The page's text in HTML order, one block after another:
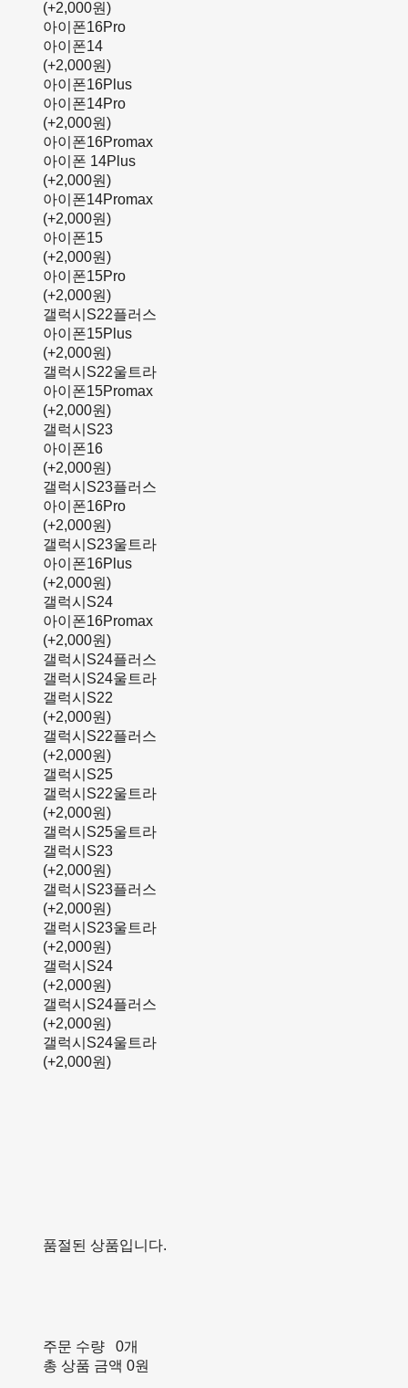
(+2,000원)
아이폰16Pro
아이폰14
(+2,000원)
아이폰16Plus
아이폰14Pro
(+2,000원)
아이폰16Promax
아이폰 14Plus
(+2,000원)
아이폰14Promax
(+2,000원)
아이폰15
(+2,000원)
아이폰15Pro
(+2,000원)
갤럭시S22플러스
아이폰15Plus
(+2,000원)
갤럭시S22울트라
아이폰15Promax
(+2,000원)
갤럭시S23
아이폰16
(+2,000원)
갤럭시S23플러스
아이폰16Pro
(+2,000원)
갤럭시S23울트라
아이폰16Plus
(+2,000원)
갤럭시S24
아이폰16Promax
(+2,000원)
갤럭시S24플러스
갤럭시S24울트라
갤럭시S22
(+2,000원)
갤럭시S22플러스
(+2,000원)
갤럭시S25
갤럭시S22울트라
(+2,000원)
갤럭시S25울트라
갤럭시S23
(+2,000원)
갤럭시S23플러스
(+2,000원)
갤럭시S23울트라
(+2,000원)
갤럭시S24
(+2,000원)
갤럭시S24플러스
(+2,000원)
갤럭시S24울트라
(+2,000원)
품절된 상품입니다.
주문 수량
0개
총 상품 금액 0원